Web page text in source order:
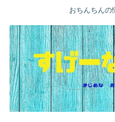
おちんちんの